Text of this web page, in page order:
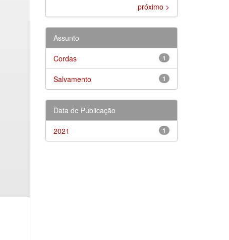
próximo >
Assunto
1
Cordas
1
Salvamento
Data de Publicação
1
2021